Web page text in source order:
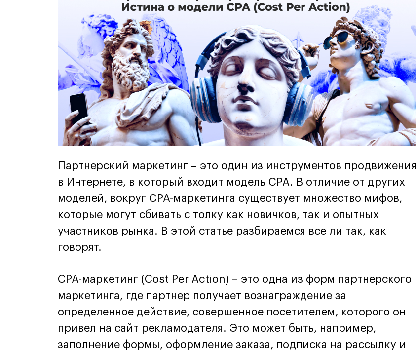
Партнерский маркетинг – это один из инструментов продвижения
в Интернете, в который входит модель CPA. В отличие от других
моделей, вокруг CPA-маркетинга существует множество мифов,
которые могут сбивать с толку как новичков, так и опытных
участников рынка. В этой статье разбираемся все ли так, как
говорят.
CPA-маркетинг (Cost Per Action) – это одна из форм партнерского
маркетинга, где партнер получает вознаграждение за
определенное действие, совершенное посетителем, которого он
привел на сайт рекламодателя. Это может быть, например,
заполнение формы, оформление заказа, подписка на рассылку и